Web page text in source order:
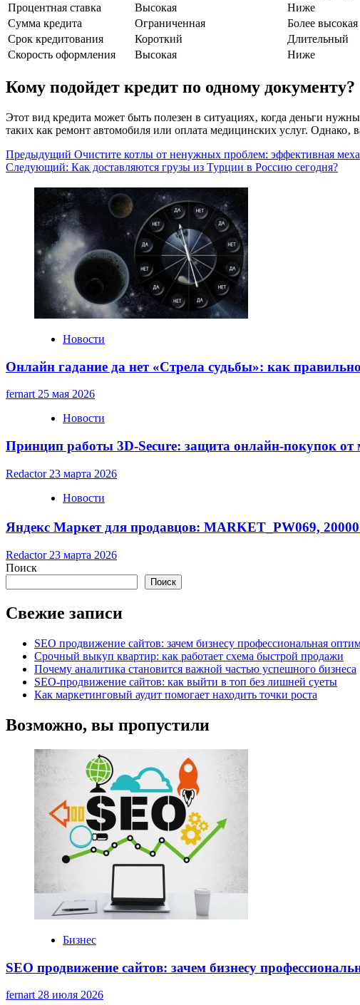
Процентная ставка
Высокая
Ниже
Сумма кредита
Ограниченная
Более высокая
Срок кредитования
Короткий
Длительный
Скорость оформления
Высокая Ниже
Кому подойдет кредит по одному документу?
Этот вид кредита может быть полезен в ситуациях‚ когда деньги
таких как ремонт автомобиля или оплата медицинских услуг.
Навигация
записи
Предыдущий Очистите котлы от ненужных проблем: эффективная
Следующий: Как доставляются грузы из Турции в Россию сегодня?
Новости
Онлайн гадание да нет «Стрела судьбы»: как
fernart 25 мая 2026
Новости
Принцип работы 3D-Secure: защита онлайн-покупок
Redactor 23 марта 2026
Новости
Яндекс Маркет для продавцов: MARKET_PW069,
Redactor 23 марта 2026
Поиск
Поиск
Свежие записи
SEO продвижение сайтов: зачем бизнесу профессиональная
Срочный выкуп квартир: как работает схема быстрой продажи
Почему аналитика становится важной частью успешного бизнеса
SEO-продвижение сайтов: как выйти в топ без лишней суеты
Как маркетинговый аудит помогает находить точки роста
Возможно, вы пропустили
Бизнес
SEO продвижение сайтов: зачем бизнесу
fernart 28 июля 2026